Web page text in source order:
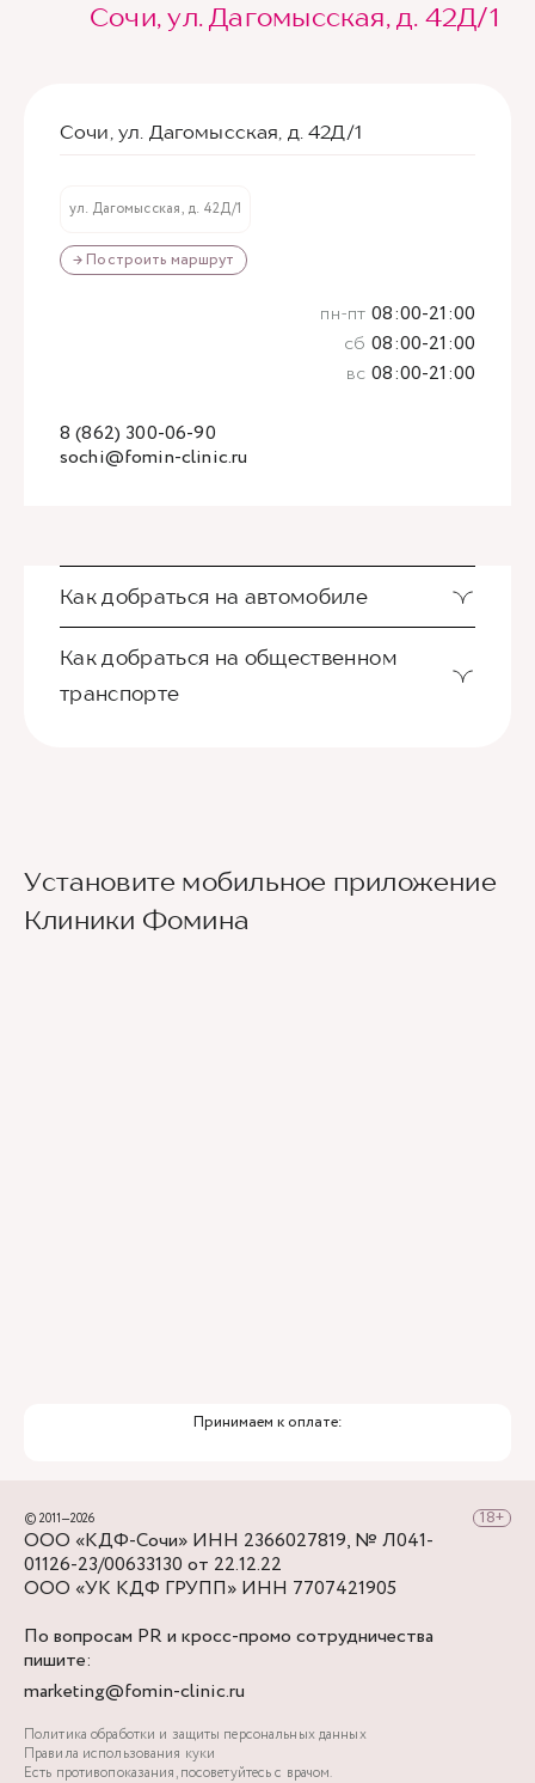
Сочи, ул. Дагомысская, д. 42Д/1
Сочи, ул. Дагомысская, д. 42Д/1
ул. Дагомысская, д. 42Д/1
→ Построить маршрут
sochi@fomin-clinic.ru
8 (862) 300-06-90
пн-пт 08:00-21:00
сб 08:00-21:00
вс 08:00-21:00
Как добраться на автомобиле
Как добраться на общественном
транспорте
Из международного аэропорта Сочи до клиники
можно добраться на такси или
Установите мобильное приложение
Клиники Фомина
Принимаем к оплате:
© 2011—2026
ООО «КДФ-Сочи» ИНН 2366027819, № Л041-
01126-23/00633130 от 22.12.22
ООО «УК КДФ ГРУПП» ИНН 7707421905
По вопросам PR и кросс-промо сотрудничества
пишите:
marketing@fomin-clinic.ru
Политика обработки и защиты персональных данных
Правила использования куки
Есть противопоказания, посоветуйтесь с врачом.